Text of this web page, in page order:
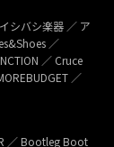
シバシ楽器 ／ ア
／
／ Cruce
／
／ Bootleg Boot